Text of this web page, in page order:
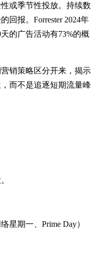
或季节性投放。持续数
回报。Forrester 2024年
的广告活动有73%的概
销策略区分开来，揭示
而不是追逐短期流量峰
星期一、Prime Day）